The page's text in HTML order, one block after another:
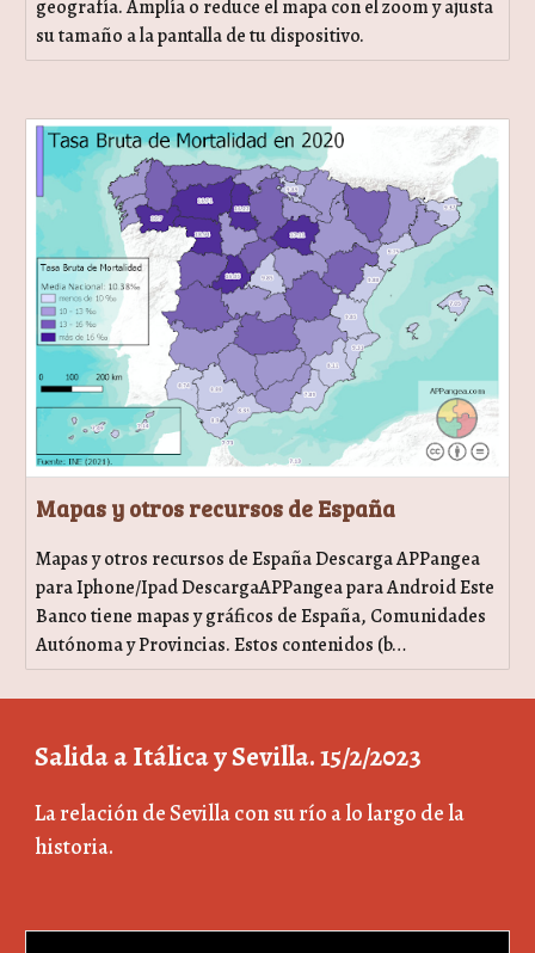
geografía. Amplía o reduce el mapa con el zoom y ajusta
su tamaño a la pantalla de tu dispositivo.
Mapas y otros recursos de España
Mapas y otros recursos de España Descarga APPangea
para Iphone/Ipad DescargaAPPangea para Android Este
Banco tiene mapas y gráficos de España, Comunidades
Autónoma y Provincias. Estos contenidos (b…
Salida a Itálica y Sevilla. 15/2/2023
La relación de Sevilla con su río a lo largo de la
historia.